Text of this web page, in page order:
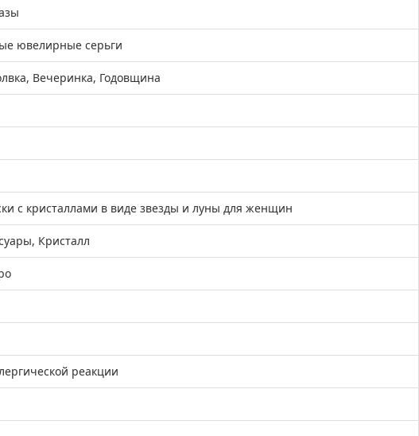
ювелирные серьги
Вечеринка, Годовщина
с кристаллами в виде звезды и луны для женщин
Кристалл
реакции